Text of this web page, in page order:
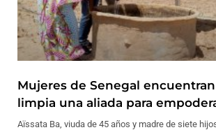
Mujeres de Senegal
limpia una aliada para
Aïssata Ba, viuda de 45 años y madre de siete